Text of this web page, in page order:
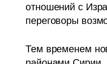
отношений с
переговоры
Тем временем